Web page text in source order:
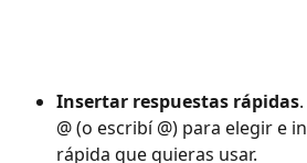
Insertar respuestas rápidas
@ (o escribí @) para elegir e
rápida que quieras usar.